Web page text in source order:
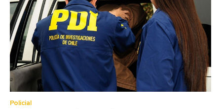
Policial